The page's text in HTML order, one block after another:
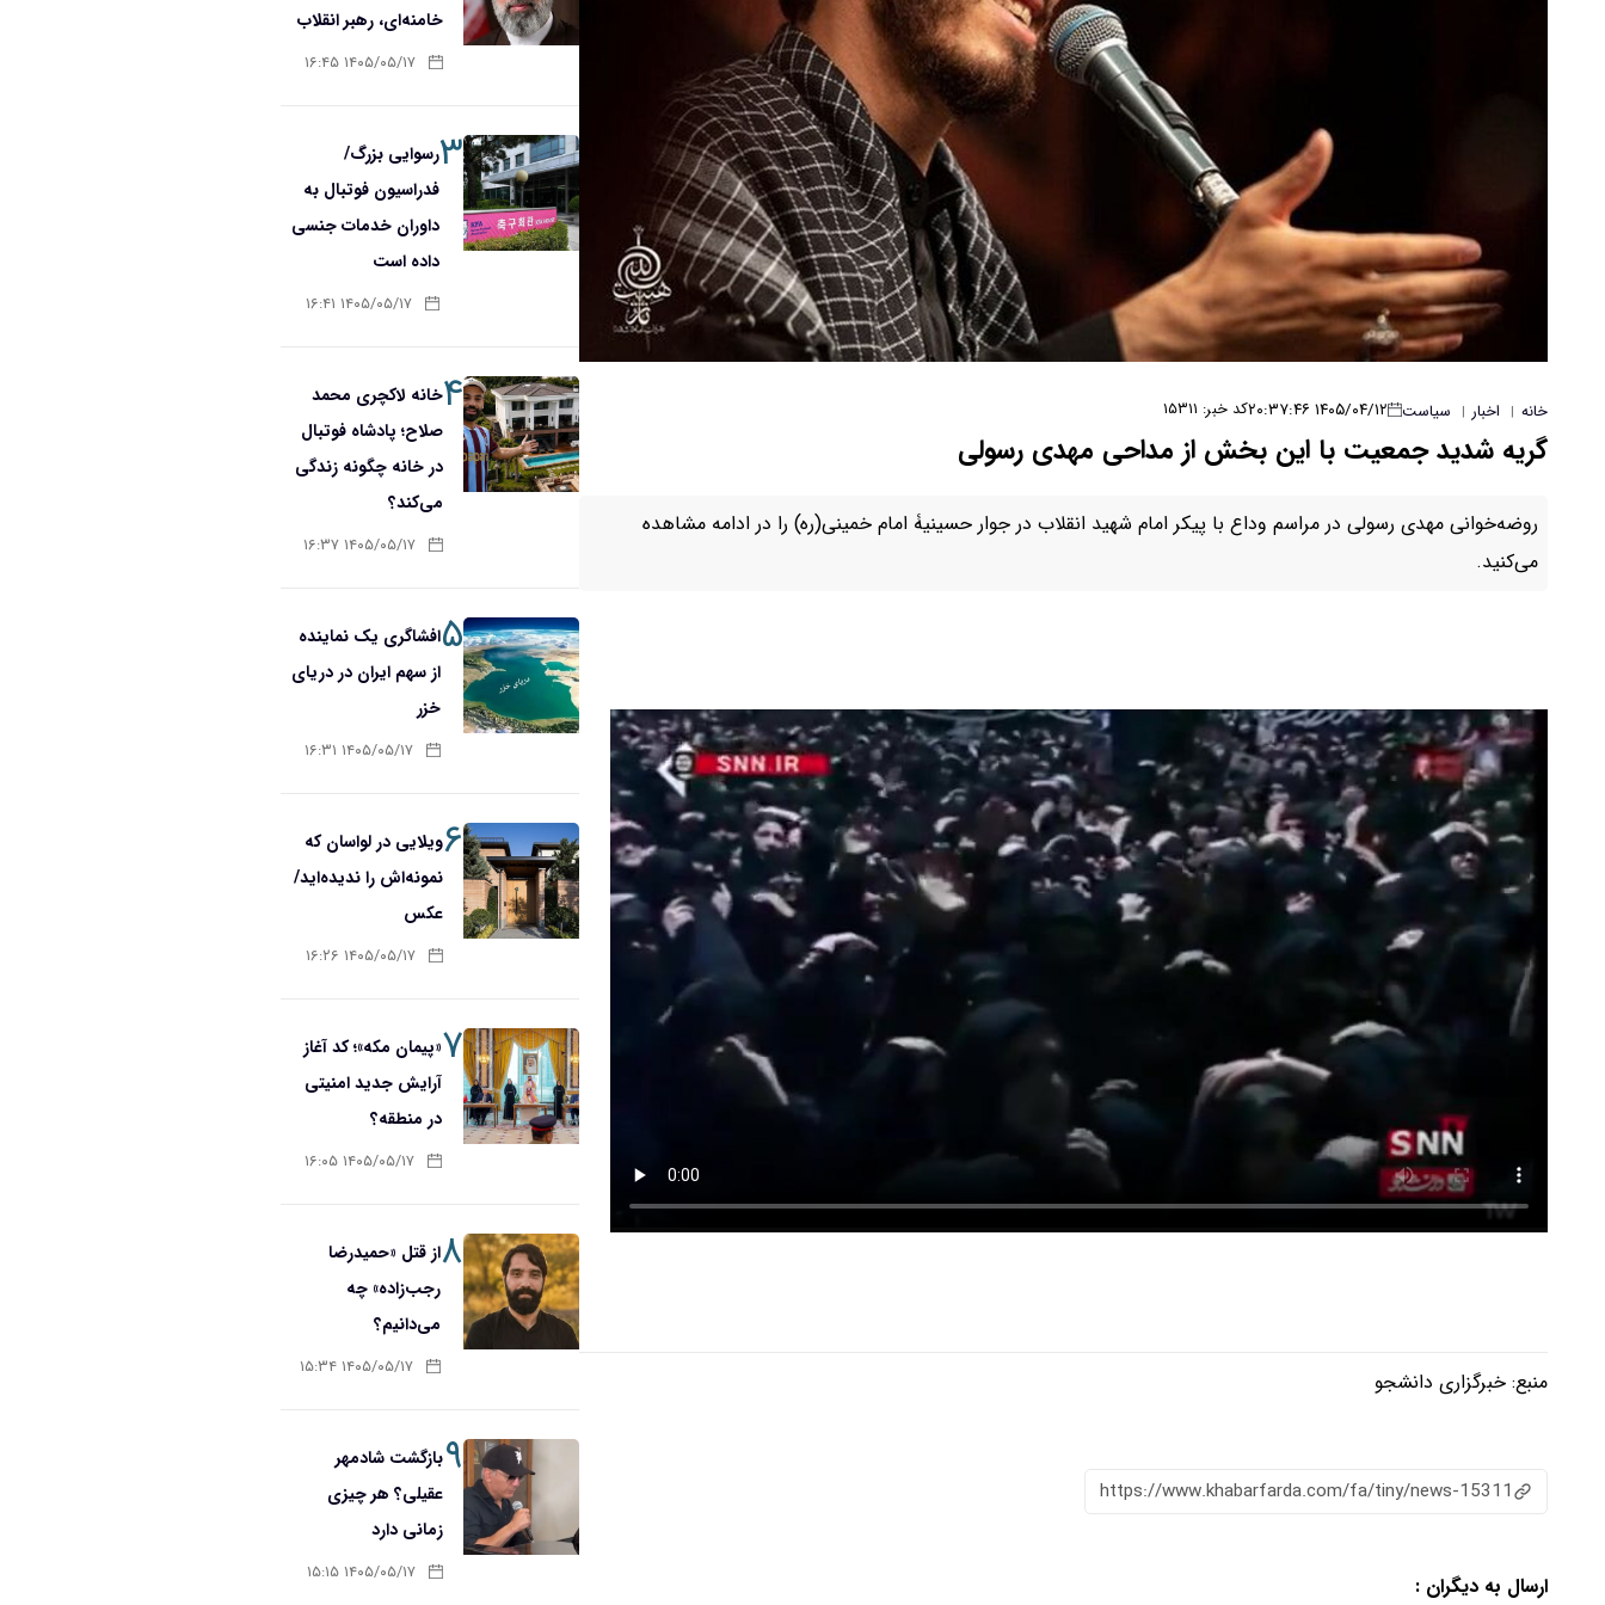
خانه | اخبار | سیاست ۱۴۰۵/۰۴/۱۲ ۲۰:۳۷:۴۶ کد خبر: ۱۵۳۱۱
گریه شدید جمعیت با این بخش از مداحی مهدی رسولی
روضه‌خوانی مهدی رسولی در مراسم وداع با پیکر امام شهید انقلاب در جوار حسینیۀ امام خمینی(ره) را در ادامه مشاهده
می‌کنید.
منبع: خبرگزاری دانشجو
https://www.khabarfarda.com/fa/tiny/news-15311
ارسال به دیگران :
خامنه‌ای، رهبر انقلاب
۱۴۰۵/۰۵/۱۷ ۱۶:۴۵
۳رسوایی بزرگ/
فدراسیون فوتبال به
داوران خدمات جنسی
داده است
۱۴۰۵/۰۵/۱۷ ۱۶:۴۱
۴خانه لاکچری محمد
صلاح؛ پادشاه فوتبال
در خانه چگونه زندگی
می‌کند؟
۱۴۰۵/۰۵/۱۷ ۱۶:۳۷
۵افشاگری یک نماینده
از سهم ایران در دریای
خزر
۱۴۰۵/۰۵/۱۷ ۱۶:۳۱
۶ویلایی در لواسان که
نمونه‌اش را ندیده‌اید/
عکس
۱۴۰۵/۰۵/۱۷ ۱۶:۲۶
۷«پیمان مکه»؛ کد آغاز
آرایش جدید امنیتی
در منطقه؟
۱۴۰۵/۰۵/۱۷ ۱۶:۰۵
۸از قتل «حمیدرضا
رجب‌زاده» چه
می‌دانیم؟
۱۴۰۵/۰۵/۱۷ ۱۵:۳۴
۹بازگشت شادمهر
عقیلی؟ هر چیزی
زمانی دارد
۱۴۰۵/۰۵/۱۷ ۱۵:۱۵